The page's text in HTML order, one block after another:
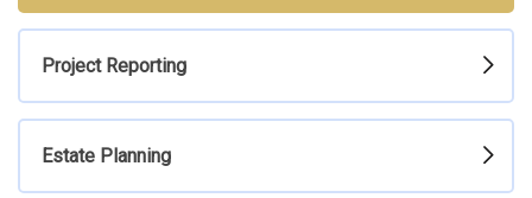
Project Reporting
Estate Planning